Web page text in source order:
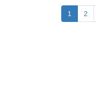
1 2